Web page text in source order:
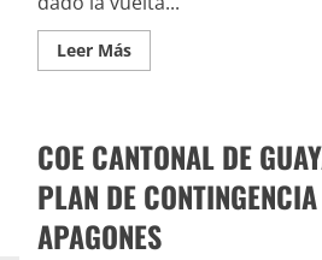
Leer Más
COE CANTONAL DE
PLAN DE
APAGONES